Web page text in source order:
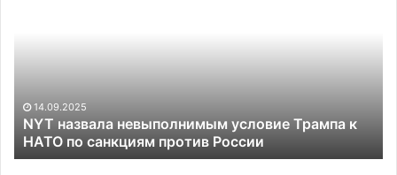
по
санкциям
против
России
14.09.2025
NYT назвала невыполнимым условие Трампа к
НАТО по санкциям против России